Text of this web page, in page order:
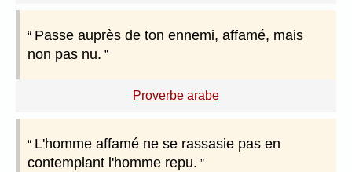
Passe auprès de ton ennemi, affamé, mais
non pas nu.
Proverbe arabe
L'homme affamé ne se rassasie pas en
contemplant l'homme repu.